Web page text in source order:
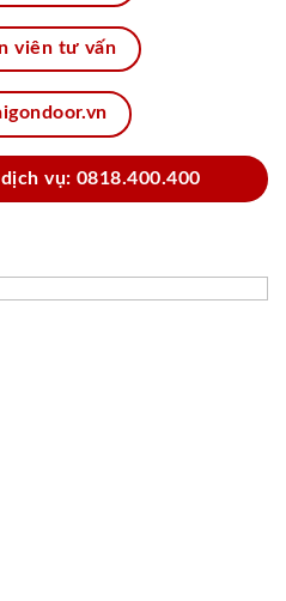
viên tư vấn
vụ: 0818.400.400